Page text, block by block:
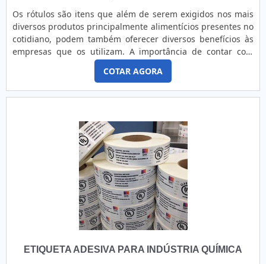
Os rótulos são itens que além de serem exigidos nos mais
diversos produtos principalmente alimentícios presentes no
cotidiano, podem também oferecer diversos benefícios às
empresas que os utilizam. A importância de contar com
fabricantes de rótulos Ocasionando, verdadeiramente, na
expressão unir o útil ao agradável, os rótulos adesivos são
itens desenvolvidos por fabricantes de rótulos que podem
garantir que seus produtos: Informem os clien....
COTAR AGORA
ETIQUETA ADESIVA PARA INDÚSTRIA QUÍMICA